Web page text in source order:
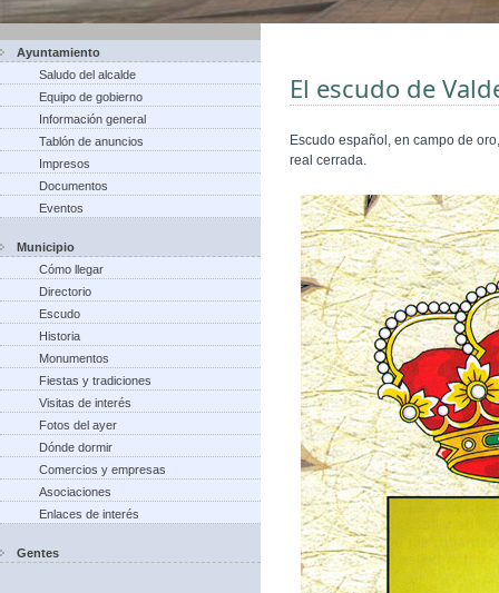
Ayuntamiento
Saludo del alcalde
Equipo de gobierno
Información general
Tablón de anuncios
Impresos
Documentos
Eventos
Municipio
Cómo llegar
Directorio
Escudo
Historia
Monumentos
Fiestas y tradiciones
Visitas de interés
Fotos del ayer
Dónde dormir
Comercios y empresas
Asociaciones
Enlaces de interés
Gentes
El escudo de
Escudo español, en campo de
real cerrada.